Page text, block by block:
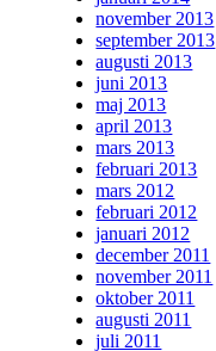
november 2013
september 2013
augusti 2013
juni 2013
maj 2013
april 2013
mars 2013
februari 2013
mars 2012
februari 2012
januari 2012
december 2011
november 2011
oktober 2011
augusti 2011
juli 2011